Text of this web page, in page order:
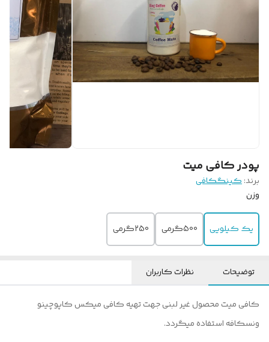
پودر کافی میت
برند:کینگکافی
وزن
یک کیلویی 500گرمی 250گرمی
توضیحات نظرات کاربران
کافی میت محصول غیر لبنی جهت تهیه کافی میکس کاپوچینو
ونسکافه استفاده میگردد.